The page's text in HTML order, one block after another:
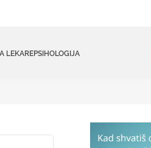
LEKAREPSIHOLOGIJA